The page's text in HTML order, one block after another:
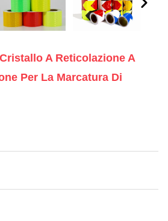
A Reticolazione A
Per La Marcatura Di